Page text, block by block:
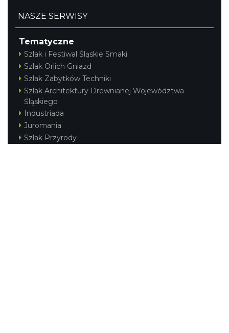
NASZE SERWISY
Tematyczne
Szlak i Festiwal Śląskie Smaki
Szlak Orlich Gniazd
Szlak Zabytków Techniki
Szlak Architektury Drewnianej Województwa
Śląskiego
Industriada
Juromania
Szlak Przyrody